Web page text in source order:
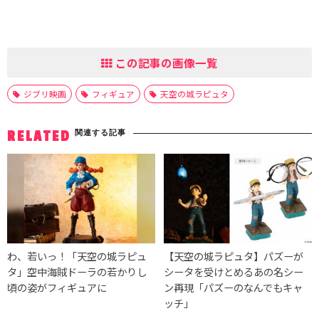
この記事の画像一覧
ジブリ映画 フィギュア 天空の城ラピュタ
RELATED 関連する記事
わ、若いっ！「天空の城ラピュ
タ」空中海賊ドーラの若かりし
頃の姿がフィギュアに
【天空の城ラピュタ】パズーが
シータを受けとめるあの名シー
ン再現「パズーのなんでもキャ
ッチ」